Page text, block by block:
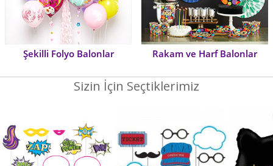
Şekilli Folyo Balonlar Rakam ve Harf Balonlar
Sizin İçin Seçtiklerimiz